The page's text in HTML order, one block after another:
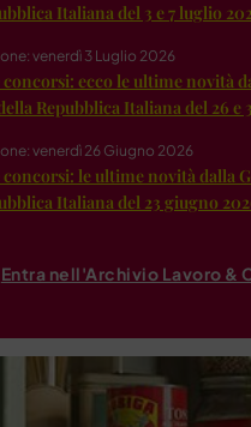
Italiana del 3 e 7 luglio
venerdì 3 Luglio 2026
concorsi: ecco le ultime novità
Repubblica Italiana del 26 e
venerdì 26 Giugno 2026
concorsi: le ultime novità dalla
Italiana del 23 giugno
Entra nell'Archivio Lavoro &